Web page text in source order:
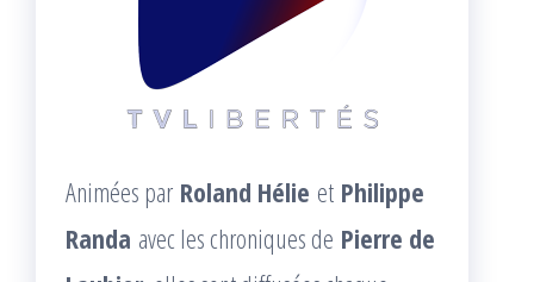
Animées par Roland Hélie et Philippe
Randa avec les chroniques de Pierre de